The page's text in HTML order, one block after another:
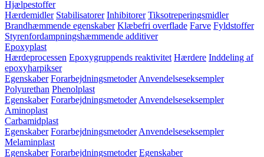
Hjælpestoffer
Hærdemidler Stabilisatorer Inhibitorer Tiksotreperingsmidler
Brandhæmmende egenskaber Klæbefri overflade Farve Fyldstoffer
Styrenfordampningshæmmende additiver
Epoxyplast
Hærdeprocessen Epoxygruppends reaktivitet Hærdere Inddeling af
epoxyharpikser
Egenskaber Forarbejdningsmetoder Anvendelseseksempler
Polyurethan Phenolplast
Egenskaber Forarbejdningsmetoder Anvendelseseksempler
Aminoplast
Carbamidplast
Egenskaber Forarbejdningsmetoder Anvendelseseksempler
Melaminplast
Egenskaber Forarbejdningsmetoder Egenskaber